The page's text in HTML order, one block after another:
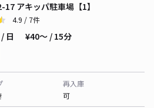
アキッパ駐車場【1】
4.9 / 7件
/ 日 ¥40〜 / 15分
再入庫
可